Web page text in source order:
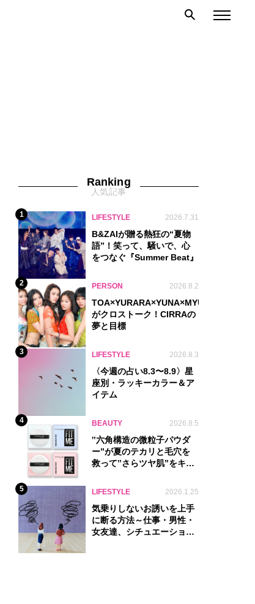
Ranking
人気記事
1 LIFESTYLE 2026.7.31
B&ZAIが贈る熱狂の“夏物
語”！笑って、騒いで、心
をつなぐ『Summer Beat』
2 PERSON 2026.8.2
TOA×YURARA×YUNA×MYU.Y×MANON
がクロストーク！CIRRAの
夢と目標
3 LIFESTYLE 2026.8.3
〈今週の占い8.3〜8.9〉星
座別・ラッキーカラー＆ア
イテム
4 BEAUTY 2026.8.5
‟六角構造の微粒子パウダ
ー”が夏のテカリと毛穴を
救って‟さらツヤ肌”をキー
5 LIFESTYLE 2026.1.25
気乗りしないお誘いを上手
に断る方法～仕事・男性・
女友達、シチュエーション